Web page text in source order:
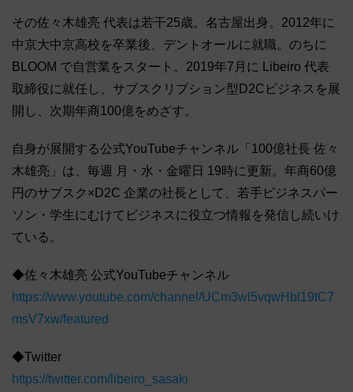
その佐々木雄亮 代表は若干25歳。名古屋出身。2012年に
中京大中京高校を卒業後、デントオールに就職。のちに
BLOOM で自営業をスタート。2019年7月に Libeiro 代表
取締役に就任し、サブスクリプション型D2Cビジネスを展
開し、次期年商100億をめざす。
自身が展開する公式YouTubeチャンネル「100億社長 佐々
木雄亮」は、毎週 月・水・金曜日 19時に更新。年商60億
円のサブスク×D2C 企業の社長として、若手ビジネスパー
ソン・学生にむけてビジネスに役立つ情報を発信し続いけ
ている。
◆佐々木雄亮 公式YouTubeチャンネル
https://www.youtube.com/channel/UCm3wl5vqwHbl19tC7
msV7xw/featured
◆Twitter
https://twitter.com/libeiro_sasaki